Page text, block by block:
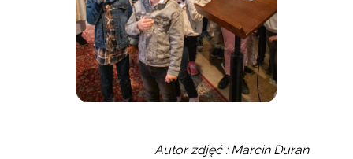
Autor zdjęć : Marcin Duran